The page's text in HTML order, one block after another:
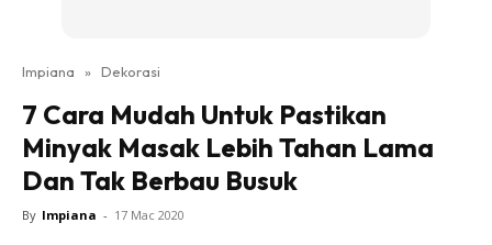
Ruang Makan
Ruang Tamu
Direktori
Interior Design
Impiana » Dekorasi
7 Cara Mudah Untuk Pastikan
Minyak Masak Lebih Tahan Lama
Dan Tak Berbau Busuk
By Impiana - 17 Mac 2020